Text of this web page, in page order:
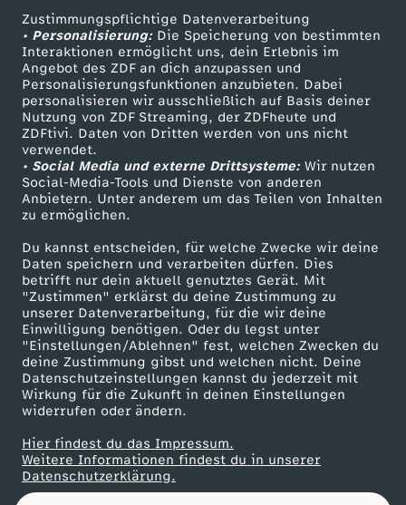
Zustimmungspflichtige Datenverarbeitung
• Personalisierung:Die Speicherung von bestimmten
Interaktionen ermöglicht uns, dein Erlebnis im
Angebot des ZDF an dich anzupassen und
Personalisierungsfunktionen anzubieten. Dabei
personalisieren wir ausschließlich auf Basis deiner
Nutzung von ZDF Streaming, der ZDFheute und
ZDFtivi. Daten von Dritten werden von uns nicht
verwendet.
• Social Media und externe Drittsysteme:Wir nutzen
Social-Media-Tools und Dienste von anderen
Anbietern. Unter anderem um das Teilen von Inhalten
zu ermöglichen.
Du kannst entscheiden, für welche Zwecke wir deine
Daten speichern und verarbeiten dürfen. Dies
betrifft nur dein aktuell genutztes Gerät. Mit
"Zustimmen" erklärst du deine Zustimmung zu
unserer Datenverarbeitung, für die wir deine
Einwilligung benötigen. Oder du legst unter
"Einstellungen/Ablehnen" fest, welchen Zwecken du
deine Zustimmung gibst und welchen nicht. Deine
Datenschutzeinstellungen kannst du jederzeit mit
Wirkung für die Zukunft in deinen Einstellungen
widerrufen oder ändern.
Hier findest du das Impressum.
Weitere Informationen findest du in unserer
Datenschutzerklärung.
t
o
b
e
r
2
0
2
5
Livestreams
Sendungen A-Z
TV-Programm
Zuschauerservice
Hilfe
ZDF Unternehmen
Karriere
ZDF goes Schule
Werbefernsehen
Mainzelmännchen
Partner